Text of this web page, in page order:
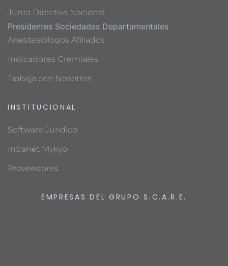
Junta Directiva Nacional
Presidentes Sociedades Departamentales
Anestesiólogos Afiliados
Indicadores Gremiales
Trabaja con Nosotros
INSTITUCIONAL
Software Jurídico
Intranet Mykyo
Proveedores
EMPRESAS DEL GRUPO S.C.A.R.E.